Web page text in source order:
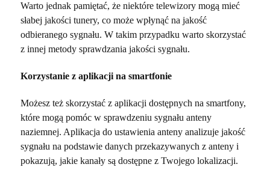
Warto jednak pamiętać, że niektóre telewizory mogą mieć
słabej jakości tunery, co może wpłynąć na jakość
odbieranego sygnału. W takim przypadku warto skorzystać
z innej metody sprawdzania jakości sygnału.
Korzystanie z aplikacji na smartfonie
Możesz też skorzystać z aplikacji dostępnych na smartfony,
które mogą pomóc w sprawdzeniu sygnału anteny
naziemnej. Aplikacja do ustawienia anteny analizuje jakość
sygnału na podstawie danych przekazywanych z anteny i
pokazują, jakie kanały są dostępne z Twojego lokalizacji.